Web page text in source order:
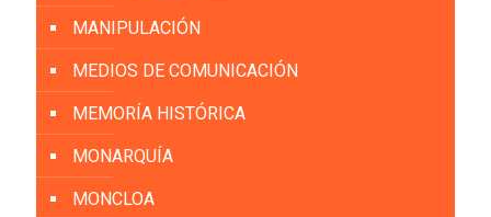
MANIPULACIÓN
MEDIOS DE COMUNICACIÓN
MEMORÍA HISTÓRICA
MONARQUÍA
MONCLOA